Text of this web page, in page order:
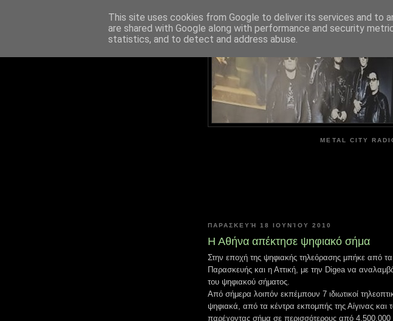
METAL CITY
ΠΑΡΑΣΚΕΥΉ 18 ΙΟΥΝΊΟΥ 2010
Η Αθήνα απέκτησε ψηφιακό σήμα
Στην εποχή της ψηφιακής τηλεόρασης μπήκε από
Παρασκευής και η Αττική, με την Digea να
του ψηφιακού σήματος.
Από σήμερα λοιπόν εκπέμπουν 7 ιδιωτικοί
ψηφιακά, από τα κέντρα εκπομπής της Αίγινας και
παρέχοντας σήμα σε περισσότερους από 4.500.000
This site uses cookies from Google to deliver its services and to
are shared with Google along with performance and security
statistics, and to detect and address abuse.